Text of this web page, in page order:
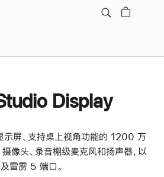
Display
屏、支持桌上视角功能的 1200 万
头、录音棚级麦克风和扬声器，以
及雷雳 5 端口。